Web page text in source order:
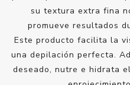
su textura extra fina
promueve resultados
Este producto facilita la
una depilación perfecta.
deseado, nutre e hidrata